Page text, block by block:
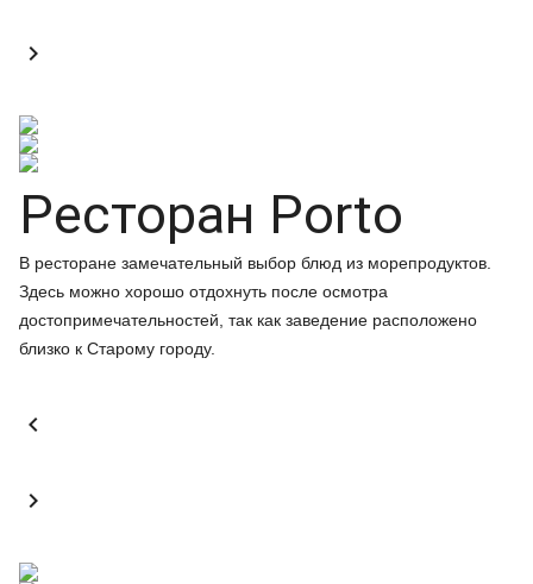

Ресторан Porto
В ресторане замечательный выбор блюд из морепродуктов.
Здесь можно хорошо отдохнуть после осмотра
достопримечательностей, так как заведение расположено
близко к Старому городу.

